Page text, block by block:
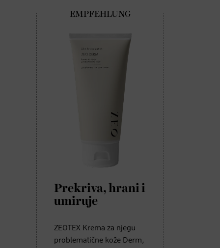
Prekriva, hrani i
umiruje
ZEOTEX Krema za njegu
problematične kože Derm,